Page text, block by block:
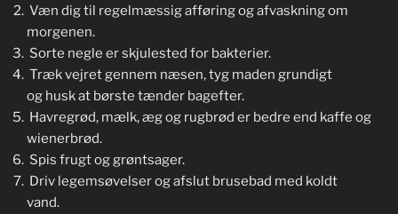
Væn dig til regelmæssig afføring og afvaskning om
morgenen.
Sorte negle er skjulested for bakterier.
Træk vejret gennem næsen, tyg maden grundigt
og husk at børste tænder bagefter.
Havregrød, mælk, æg og rugbrød er bedre end kaffe og
wienerbrød.
Spis frugt og grøntsager.
Driv legemsøvelser og afslut brusebad med koldt
vand.